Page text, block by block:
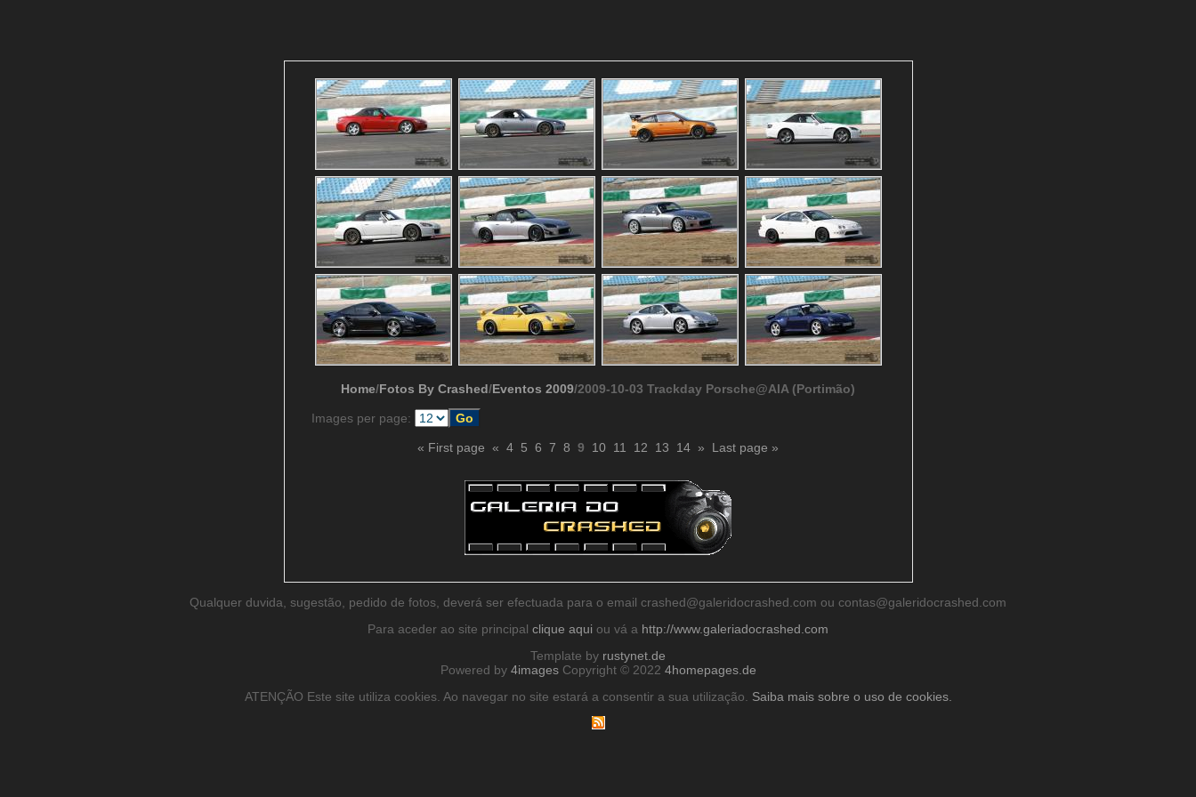
Home/Fotos By Crashed/Eventos 2009/2009-10-03 Trackday Porsche@AIA (Portimão)
Images per page:
« First page « 4 5 6 7 8 9 10 11 12 13 14 » Last page »
Qualquer duvida, sugestão, pedido de fotos, deverá ser efectuada para o email crashed@galeridocrashed.com ou contas@galeridocrashed.com
Para aceder ao site principal clique aqui ou vá a http://www.galeriadocrashed.com
Template by rustynet.de
Powered by 4imagesCopyright © 2022 4homepages.de
ATENÇÃO Este site utiliza cookies. Ao navegar no site estará a consentir a sua utilização. Saiba mais sobre o uso de cookies.